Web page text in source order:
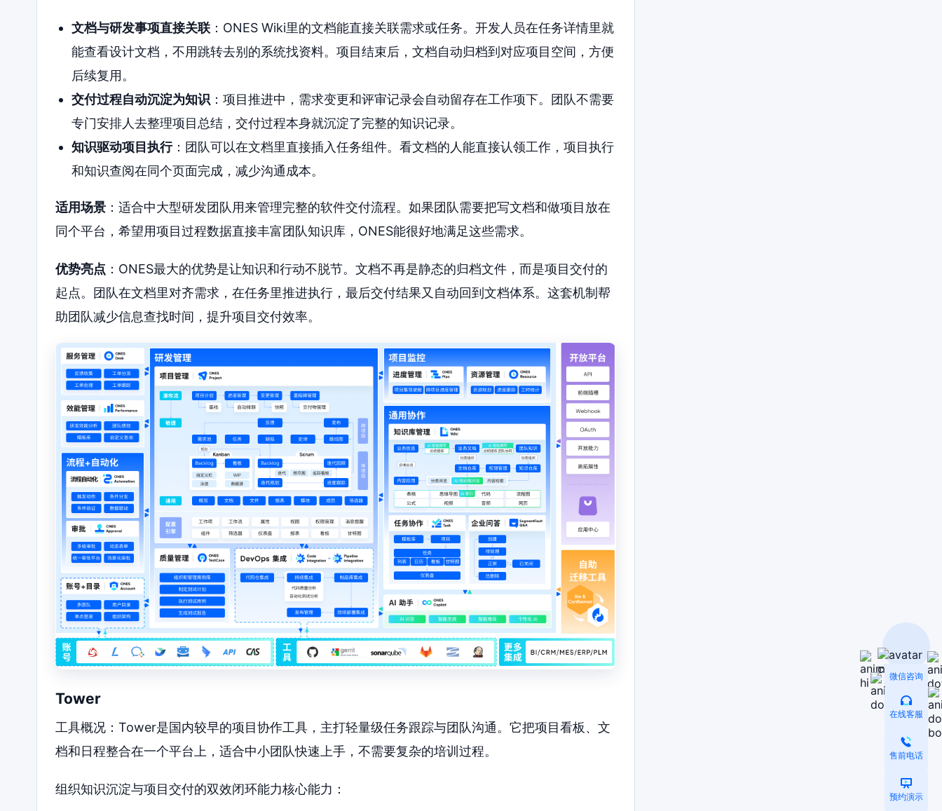
文档与研发事项直接关联：ONES Wiki里的文档能直接关联需求或任务。开发人员在任务详情里就
能查看设计文档，不用跳转去别的系统找资料。项目结束后，文档自动归档到对应项目空间，方便
后续复用。
交付过程自动沉淀为知识 ：项目推进中，需求变更和评审记录会自动留存在工作项下。团队不需要
专门安排人去整理项目总结，交付过程本身就沉淀了完整的知识记录。
知识驱动项目执行：团队可以在文档里直接插入任务组件。看文档的人能直接认领工作，项目执行
和知识查阅在同个页面完成，减少沟通成本。
适用场景 ：适合中大型研发团队用来管理完整的软件交付流程。如果团队需要把写文档和做项目放在
同个平台，希望用项目过程数据直接丰富团队知识库，ONES能很好地满足这些需求。
优势亮点 ：ONES最大的优势是让知识和行动不脱节。文档不再是静态的归档文件，而是项目交付的
起点。团队在文档里对齐需求，在任务里推进执行，最后交付结果又自动回到文档体系。这套机制帮
助团队减少信息查找时间，提升项目交付效率。
Tower
工具概况：Tower是国内较早的项目协作工具，主打轻量级任务跟踪与团队沟通。它把项目看板、文
档和日程整合在一个平台上，适合中小团队快速上手，不需要复杂的培训过程。
组织知识沉淀与项目交付的双效闭环能力核心能力：
微信咨询
在线客服
售前电话
预约演示